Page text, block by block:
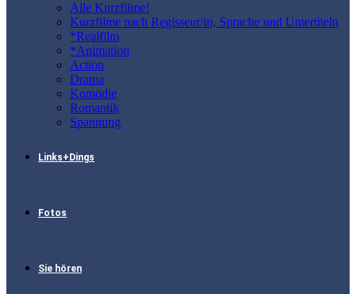
Alle Kurzfilme!
Kurzfilme nach Regisseur/in, Sprache und Untertiteln
*Realfilm
*Animation
Action
Drama
Komödie
Romantik
Spannung
Links+Dings
Fotos
Sie hören